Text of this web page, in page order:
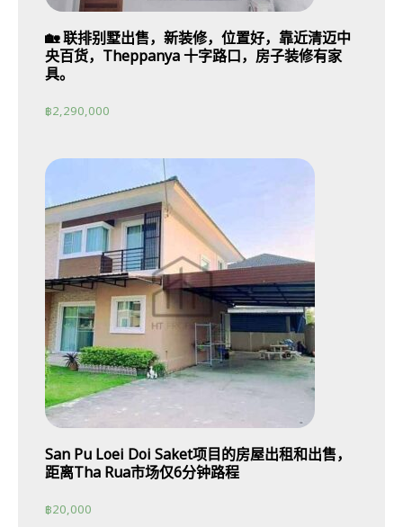
🏡 联排别墅出售，新装修，位置好，靠近清迈中
央百货，Theppanya 十字路口，房子装修有家
具。
฿2,290,000
San Pu Loei Doi Saket项目的房屋出租和出售，
距离Tha Rua市场仅6分钟路程
฿20,000